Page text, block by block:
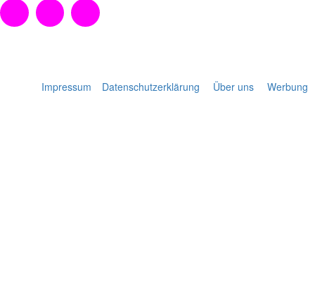
Impressum Datenschutzerklärung Über uns Werbung